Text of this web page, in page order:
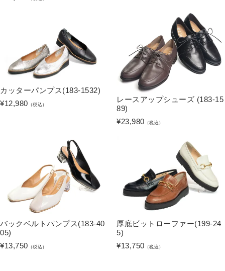
カッターパンプス(183-1532)
¥12,980 （税込）
レースアップシューズ (183-15
89)
¥23,980 （税込）
バックベルトパンプス(183-40
05)
¥13,750 （税込）
厚底ビットローファー(199-24
5)
¥13,750 （税込）